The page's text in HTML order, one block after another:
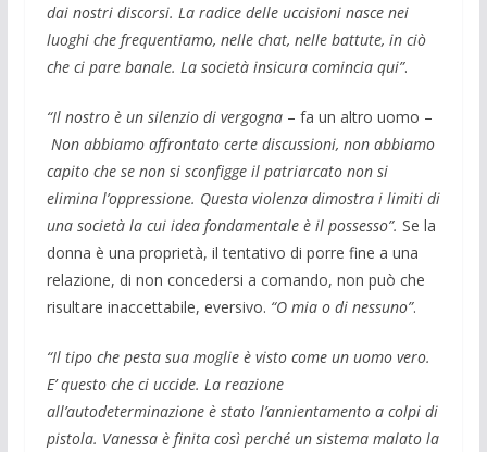
dai nostri discorsi. La radice delle uccisioni nasce nei
luoghi che frequentiamo, nelle chat, nelle battute, in ciò
che ci pare banale. La società insicura comincia qui”.
“Il nostro è un silenzio di vergogna – fa un altro uomo –
Non abbiamo affrontato certe discussioni, non abbiamo
capito che se non si sconfigge il patriarcato non si
elimina l’oppressione. Questa violenza dimostra i limiti di
una società la cui idea fondamentale è il possesso”. Se la
donna è una proprietà, il tentativo di porre fine a una
relazione, di non concedersi a comando, non può che
risultare inaccettabile, eversivo. “O mia o di nessuno”.
“Il tipo che pesta sua moglie è visto come un uomo vero.
E’ questo che ci uccide. La reazione
all’autodeterminazione è stato l’annientamento a colpi di
pistola. Vanessa è finita così perché un sistema malato la